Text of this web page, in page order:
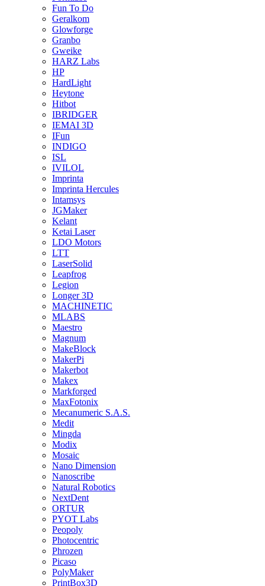
Fun To Do
Geralkom
Glowforge
Granbo
Gweike
HARZ Labs
HP
HardLight
Heytone
Hitbot
IBRIDGER
IEMAI 3D
IFun
INDIGO
ISL
IVILOL
Imprinta
Imprinta Hercules
Intamsys
JGMaker
Kelant
Ketai Laser
LDO Motors
LTT
LaserSolid
Leapfrog
Legion
Longer 3D
MACHINETIC
MLABS
Maestro
Magnum
MakeBlock
MakerPi
Makerbot
Makex
Markforged
MaxFotonix
Mecanumeric S.A.S.
Medit
Mingda
Modix
Mosaic
Nano Dimension
Nanoscribe
Natural Robotics
NextDent
ORTUR
PYOT Labs
Peopoly
Photocentric
Phrozen
Picaso
PolyMaker
PrintBox3D